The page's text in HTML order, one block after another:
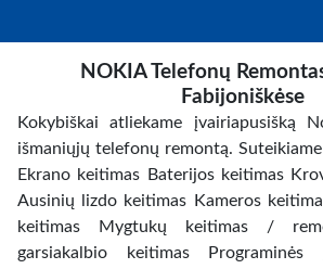
NOKIA Telefonų
Fabijoniškėse
Kokybiškai atliekame įvairiapusišką
išmaniųjų telefonų remontą.
Ekrano keitimas Baterijos keitimas
Ausinių lizdo keitimas Kameros
keitimas Mygtukų keitimas /
garsiakalbio keitimas Programinės